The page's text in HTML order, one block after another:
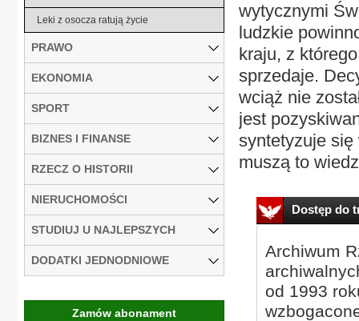
wytycznymi
ludzkie
kraju, z
sprzedaje.
wciąż nie
jest
syntetyzuje się
muszą to
Dostęp do
Archiwum
od 1993
Leki z osocza ratują życie
PRAWO
EKONOMIA
SPORT
BIZNES I FINANSE
RZECZ O HISTORII
NIERUCHOMOŚCI
STUDIUJ U NAJLEPSZYCH
DODATKI JEDNODNIOWE
Zamów abonament